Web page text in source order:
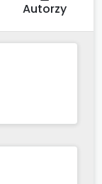
Autorzy